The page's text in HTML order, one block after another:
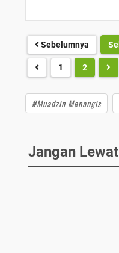
Sebelumnya
1 2
#Muadzin Menangis
Jangan